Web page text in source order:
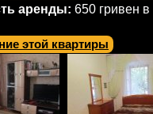
аренды: 650 гривен в
этой квартиры